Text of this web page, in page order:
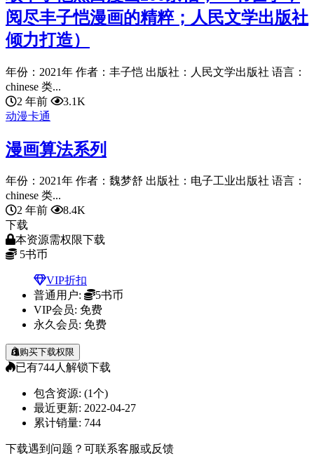
阅尽丰子恺漫画的精粹；人民文学出版社
倾力打造）
年份：2021年 作者：丰子恺 出版社：人民文学出版社 语言：
chinese 类...
2 年前
3.1K
动漫卡通
漫画算法系列
年份：2021年 作者：魏梦舒 出版社：电子工业出版社 语言：
chinese 类...
2 年前
8.4K
下载
本资源需权限下载
5书币
VIP折扣
普通用户:
5书币
VIP会员: 免费
永久会员: 免费
购买下载权限
已有744人解锁下载
包含资源: (1个)
最近更新: 2022-04-27
累计销量: 744
下载遇到问题？可联系客服或反馈